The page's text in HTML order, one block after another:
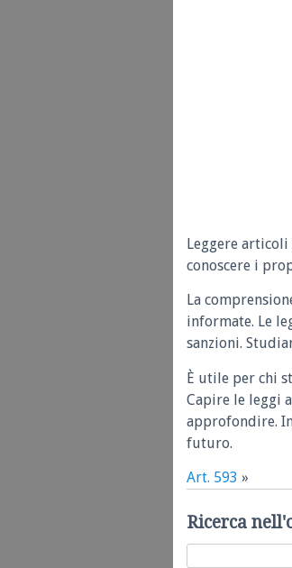
Leggere
conoscere i
La
informate. Le
sanzioni.
È utile per chi
Capire le leggi
approfondire.
futuro.
Art. 593 »
Ricerca